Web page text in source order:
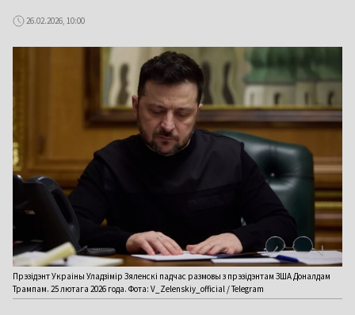
26.02.2026, 10:00
Прэзідэнт Украіны Уладзімір Зяленскі падчас размовы з прэзідэнтам ЗША Доналдам
Трампам. 25 лютага 2026 года. Фота: V_Zelenskiy_official / Telegram